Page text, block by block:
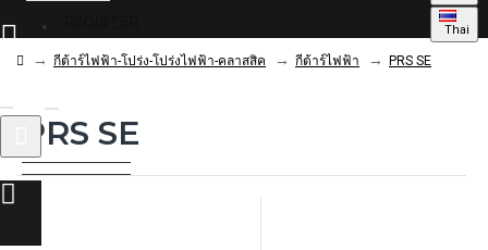
Thai
0 รายการ - 0.00฿
กีต้าร์ไฟฟ้า-โปร่ง-โปร่งไฟฟ้า-คลาสสิค กีต้าร์ไฟฟ้า PRS SE
PRS SE